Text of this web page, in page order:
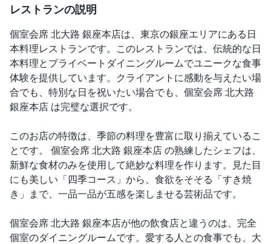
レストランの説明
個室会席 北大路 銀座本店は、東京の銀座エリアにある日
本料理レストランです。このレストランでは、伝統的な日
本料理とプライベートダイニングルームでユニークな食事
体験を提供しています。クライアントに感動を与えたい場
合でも、特別な日を祝いたい場合でも、個室会席 北大路
銀座本店 は完璧な選択です。
このお店の特徴は、季節の料理を豊富に取り揃えているこ
とです。 個室会席 北大路 銀座本店 の熟練したシェフは、
新鮮な食材のみを使用して絶妙な料理を作ります。見た目
にも美しい「四季コース」から、食欲をそそる「すき焼
き」まで、一品一品が五感を楽しませる芸術品です。
個室会席 北大路 銀座本店が他の飲食店と違うのは、完全
個室のダイニングルームです。愛する人との食事でも、大